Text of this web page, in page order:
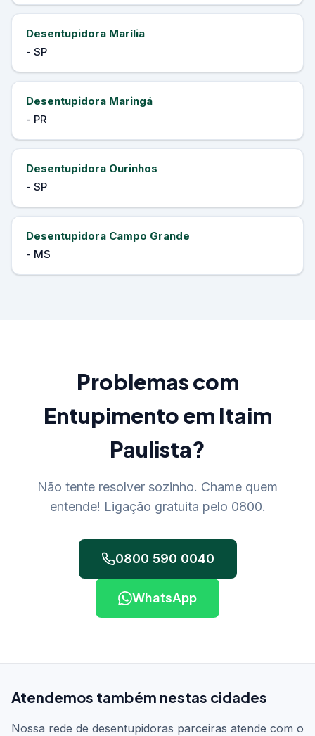
Desentupidora Marília
- SP
Desentupidora Maringá
- PR
Desentupidora Ourinhos
- SP
Desentupidora Campo Grande
- MS
Problemas com
Entupimento em Itaim
Paulista?
Não tente resolver sozinho. Chame quem
entende! Ligação gratuita pelo 0800.
0800 590 0040
WhatsApp
Atendemos também nestas cidades
Nossa rede de desentupidoras parceiras atende com o